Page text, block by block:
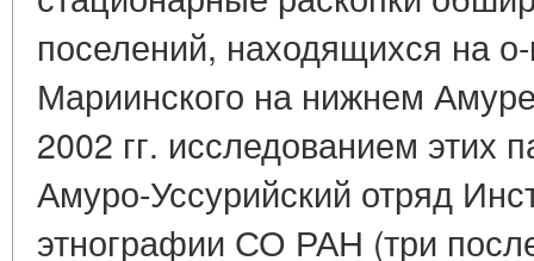
поселений, находящихся на
Мариинского на нижнем
2002 гг. исследованием этих
Амуро-Уссурийский отряд
этнографии СО РАН (три